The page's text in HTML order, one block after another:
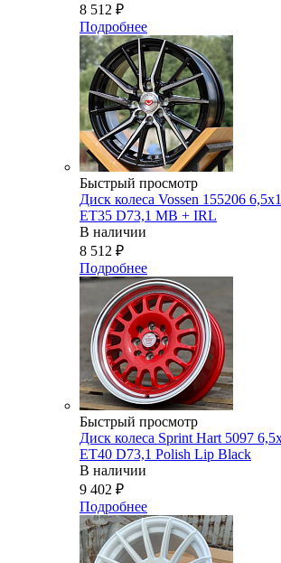
8 512 ₽
Подробнее
Быстрый просмотр
Диск колеса Vossen 155206
ET35 D73,1 MB + IRL
В наличии
8 512 ₽
Подробнее
Быстрый просмотр
Диск колеса Sprint Hart 5097
ET40 D73,1 Polish Lip Black
В наличии
9 402 ₽
Подробнее